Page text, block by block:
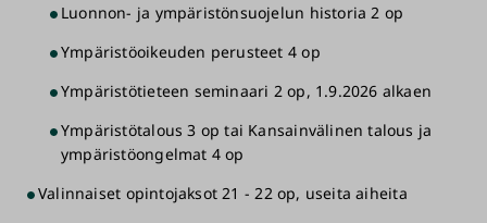
>Ilmoittautuminen Maailmanlaajuiset
ympäristöongelmat -jaksolle (ohjatut opinnot) 12.8.
- 5.10.2026
>Ilmoittautuminen Maailmanlaajuiset
2.12.2026 - 20.5.2027
>Ilmoittautuminen Ympäristö ja yhteiskunta -jaksolle
Luonnon- ja ympäristönsuojelun historia 2 op
Ympäristöoikeuden perusteet 4 op
Ympäristötieteen seminaari 2 op, 1.9.2026 alkaen
Ympäristötalous 3 op tai Kansainvälinen talous ja
ympäristöongelmat 4 op
Valinnaiset opintojaksot 21 - 22 op, useita aiheita